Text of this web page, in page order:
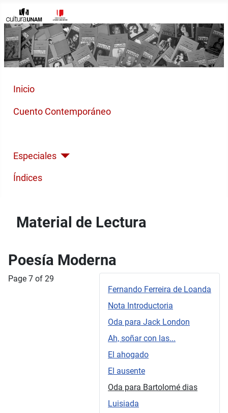
Inicio
Cuento Contemporáneo
Especiales
Índices
Material de Lectura
Poesía Moderna
Fernando Ferreira de Loanda
Nota Introductoria
Oda para Jack London
Ah, soñar con las...
El ahogado
El ausente
Oda para Bartolomé dias
Luisiada
Page 7 of 29